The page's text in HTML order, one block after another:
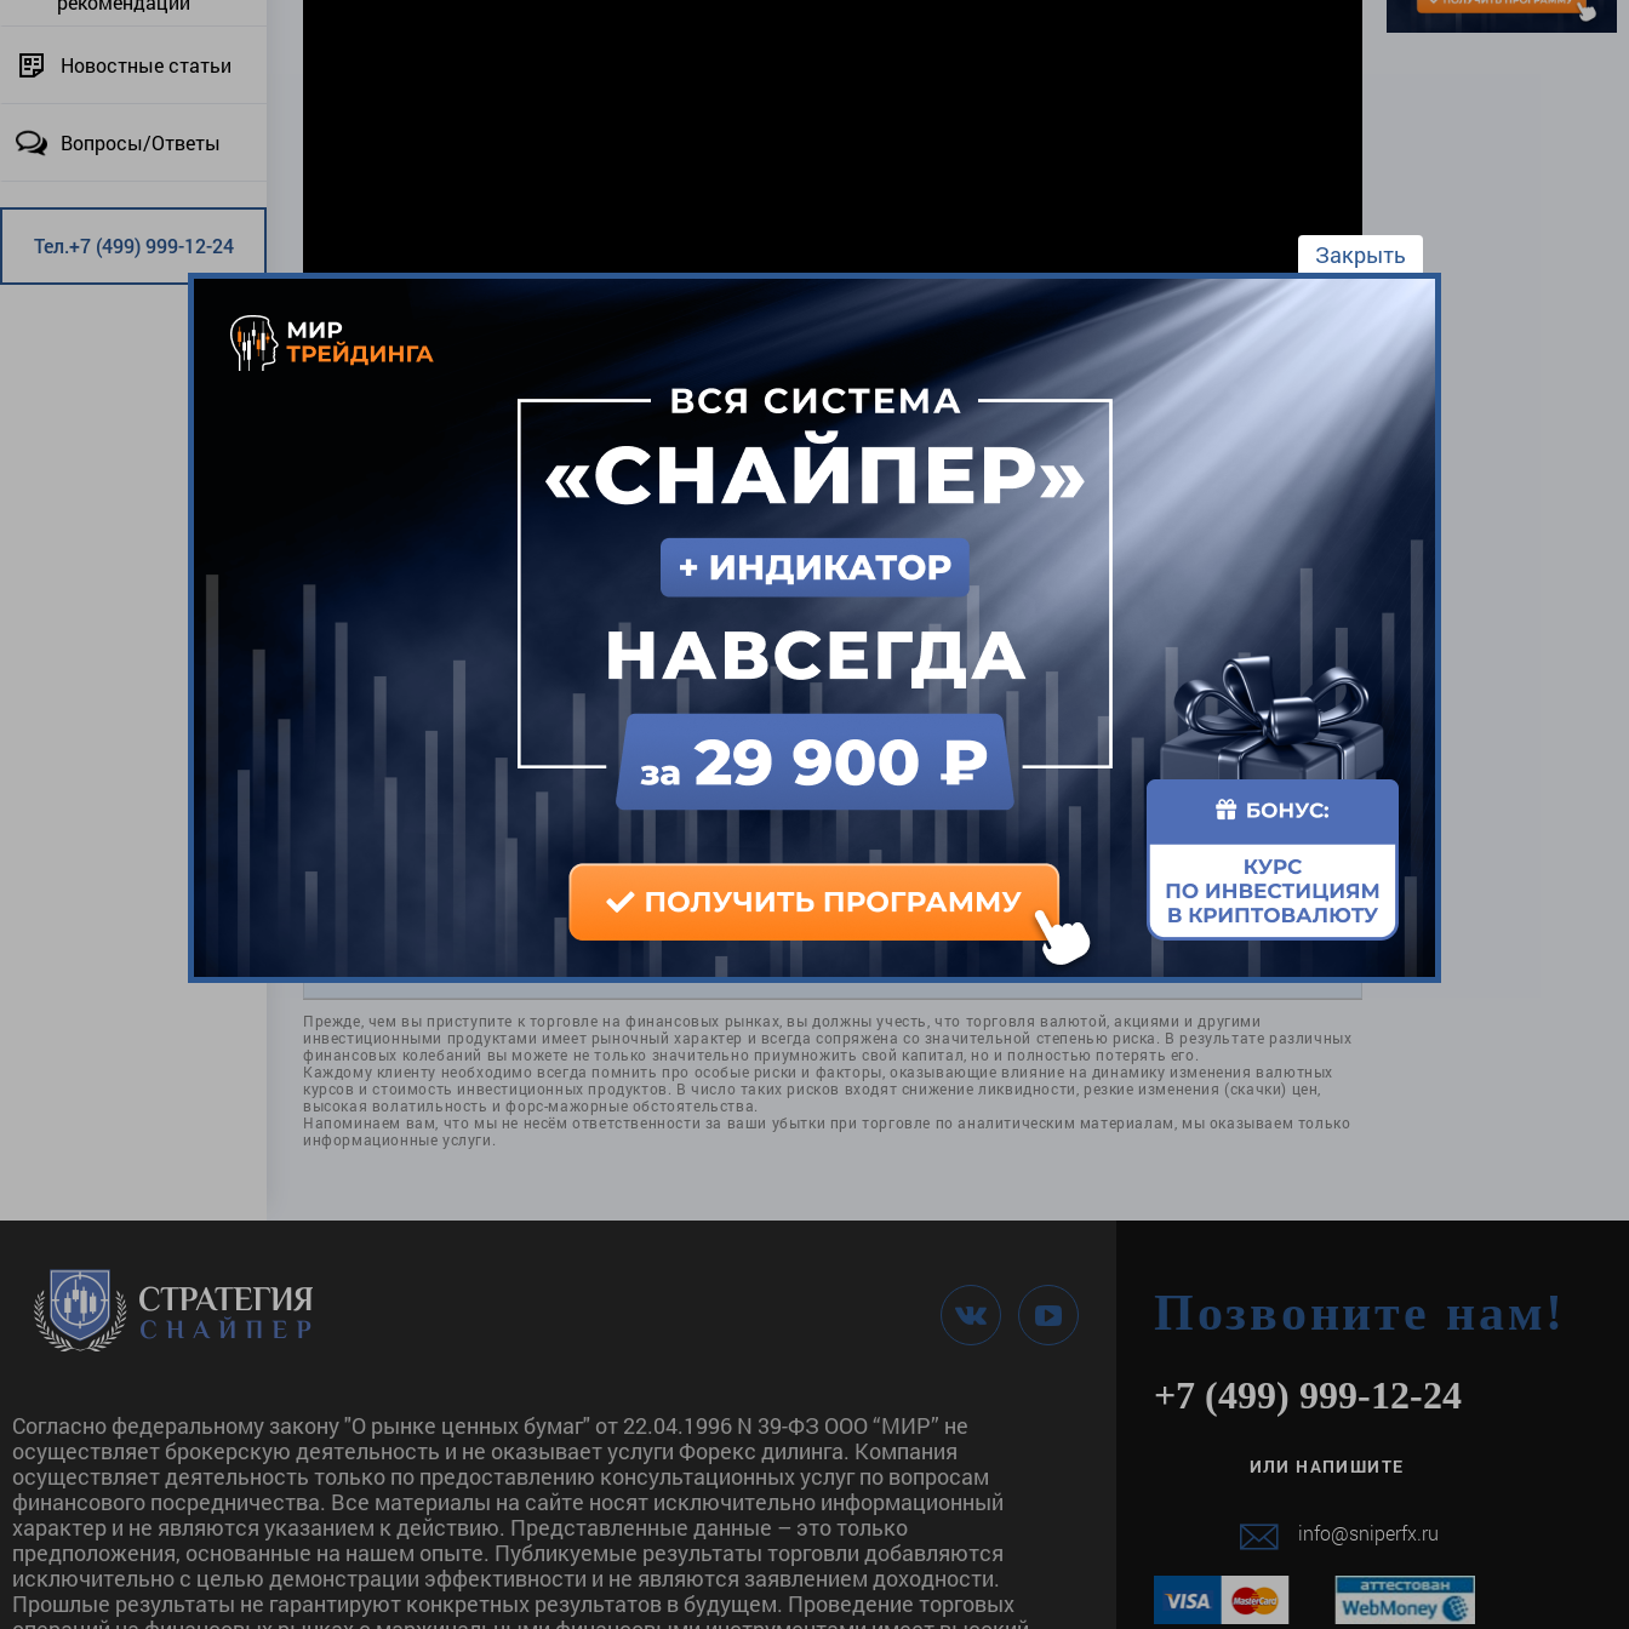
Новостные статьи
Вопросы/Ответы
Тел.+7 (499) 999-12-24
Комментарии
Прежде, чем вы приступите к торговле на финансовых рынках, вы должны учесть, что торговля валютой, акциями и другими
инвестиционными продуктами имеет рыночный характер и всегда сопряжена со значительной степенью риска. В результате различных
финансовых колебаний вы можете не только значительно приумножить свой капитал, но и полностью потерять его.
Каждому клиенту необходимо всегда помнить про особые риски и факторы, оказывающие влияние на динамику изменения валютных
курсов и стоимость инвестиционных продуктов. В число таких рисков входят снижение ликвидности, резкие изменения (скачки) цен,
высокая волатильность и форс-мажорные обстоятельства.
Напоминаем вам, что мы не несём ответственности за ваши убытки при торговле по аналитическим материалам, мы оказываем только
информационные услуги.
Согласно федеральному закону "О рынке ценных бумаг" от 22.04.1996 N 39-ФЗ ООО “МИР” не
осуществляет брокерскую деятельность и не оказывает услуги Форекс дилинга. Компания
осуществляет деятельность только по предоставлению консультационных услуг по вопросам
финансового посредничества. Все материалы на сайте носят исключительно информационный
характер и не являются указанием к действию. Представленные данные – это только
предположения, основанные на нашем опыте. Публикуемые результаты торговли добавляются
исключительно с целью демонстрации эффективности и не являются заявлением доходности.
Прошлые результаты не гарантируют конкретных результатов в будущем. Проведение торговых
Позвоните нам!
+7 (499) 999-12-24
ИЛИ НАПИШИТЕ
info@sniperfx.ru
Закрыть